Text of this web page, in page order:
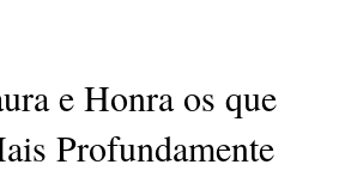
e Honra os que
Profundamente